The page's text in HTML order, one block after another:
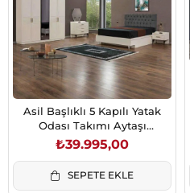
Asil Başlıklı 5 Kapılı Yatak
Odası Takımı Aytaşı
(Karyolasız)
₺39.995,00
SEPETE EKLE